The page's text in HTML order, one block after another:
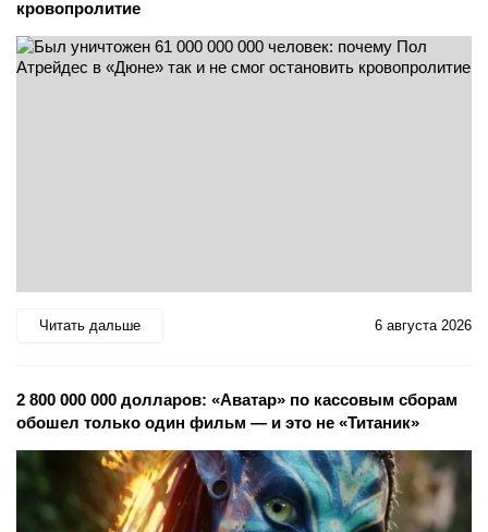
кровопролитие
Читать дальше 6 августа 2026
2 800 000 000 долларов: «Аватар» по кассовым сборам
обошел только один фильм — и это не «Титаник»